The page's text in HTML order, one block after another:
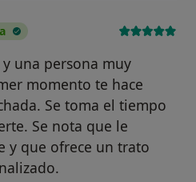
una persona muy
momento te hace
Se toma el tiempo
Se nota que le
y que ofrece un trato